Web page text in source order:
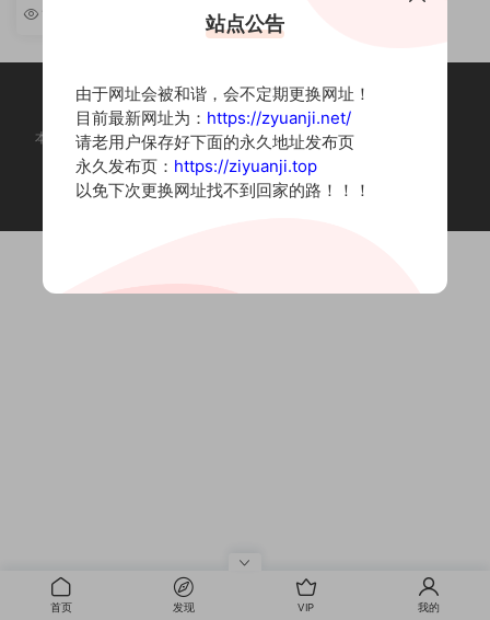
集 [持续更新]
本站为摄影写真图片网站，内容来自网络收集整理，仅作个人学习使用。
如有违法内容请联系删除
Copyright © 2022 资源集
首页 发现 VIP 我的
站点公告
由于网址会被和谐，会不定期更换网址！
目前最新网址为： https://zyuanji.net/
请老用户保存好下面的永久地址发布页
永久发布页： https://ziyuanji.top
以免下次更换网址找不到回家的路！！！